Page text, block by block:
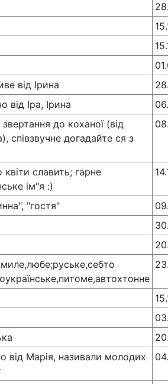
від Ірина
від Іра, Ірина
до коханої (від
співзвучне догадайте ся з
славить; гарне
ім"я :)
"гостя"
від Марія, називали молодих